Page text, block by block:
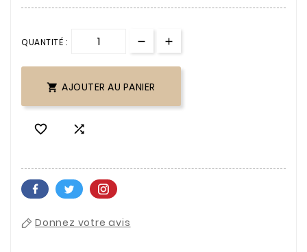
QUANTITÉ :
 AJOUTER AU PANIER
 
Donnez votre avis